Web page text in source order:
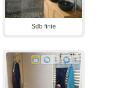
Sdb finie
1 4